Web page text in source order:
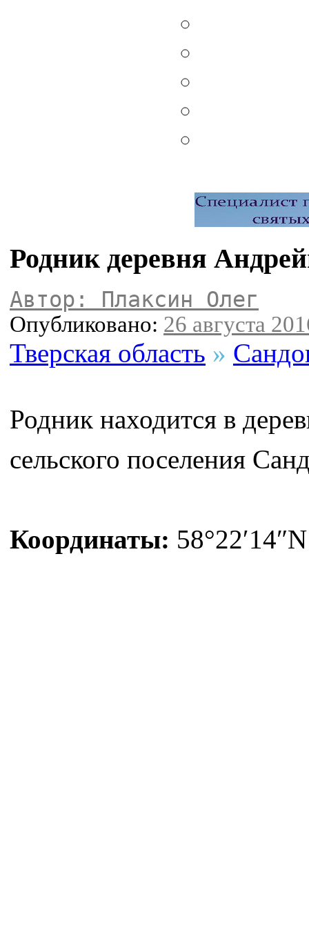
Родник деревня
Автор: Плаксин Олег
Опубликовано: 26 августа
Тверская область »
Родник находится в
сельского поселения
Координаты: